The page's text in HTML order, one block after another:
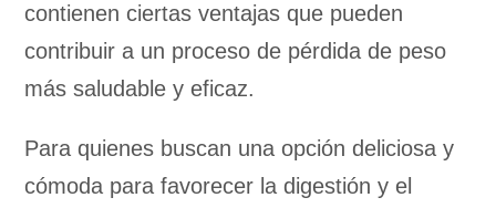
contienen ciertas ventajas que pueden
contribuir a un proceso de pérdida de peso
más saludable y eficaz.
Para quienes buscan una opción deliciosa y
cómoda para favorecer la digestión y el